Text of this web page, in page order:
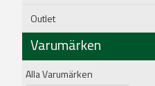
Outlet
Varumärken
Alla Varumärken